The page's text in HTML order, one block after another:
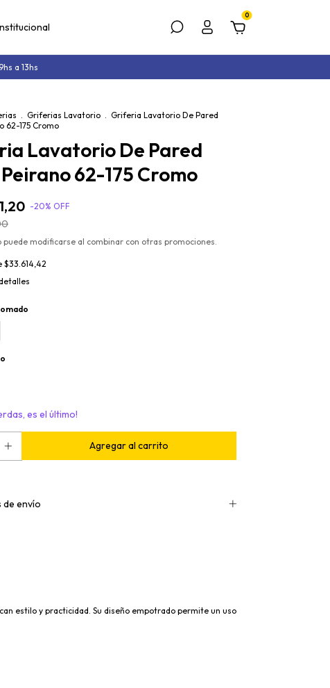
0
a 13hs
. Griferias Lavatorio . Griferia Lavatorio De Pared
62-175 Cromo
Lavatorio De Pared
Peirano 62-175 Cromo
-20% OFF
puede modificarse al combinar con otras promociones.
$33.614,42
es el último!
de envío
estilo y practicidad. Su diseño empotrado permite un uso